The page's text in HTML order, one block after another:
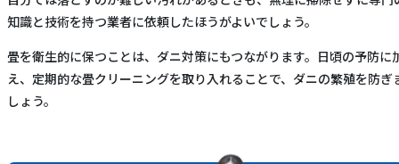
知識と技術を持つ業者に依頼したほうがよいでしょう。
畳を衛生的に保つことは、ダニ対策にもつながります。日頃の予防に
え、定期的な畳クリーニングを取り入れることで、ダニの繁殖を防ぎ
しょう。